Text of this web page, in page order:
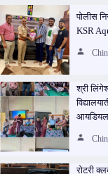
पोलीस
KSR
श्री
आयडियल
रोटरी